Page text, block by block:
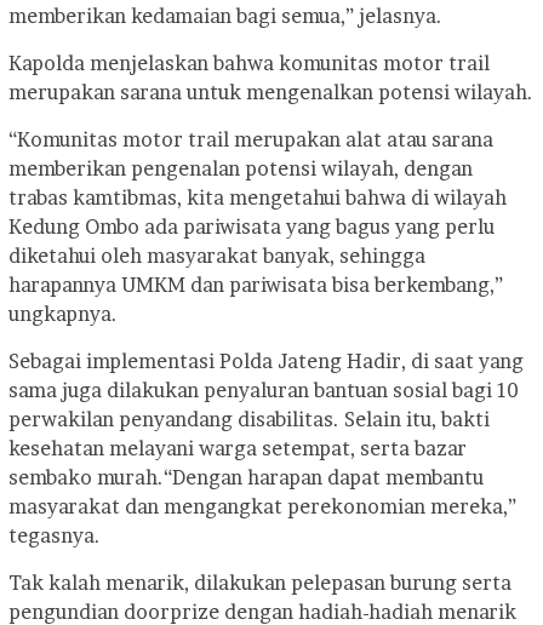
memberikan kedamaian bagi semua,” jelasnya.
Kapolda menjelaskan bahwa komunitas motor trail
merupakan sarana untuk mengenalkan potensi wilayah.
“Komunitas motor trail merupakan alat atau sarana
memberikan pengenalan potensi wilayah, dengan
trabas kamtibmas, kita mengetahui bahwa di wilayah
Kedung Ombo ada pariwisata yang bagus yang perlu
diketahui oleh masyarakat banyak, sehingga
harapannya UMKM dan pariwisata bisa berkembang,”
ungkapnya.
Sebagai implementasi Polda Jateng Hadir, di saat yang
sama juga dilakukan penyaluran bantuan sosial bagi 10
perwakilan penyandang disabilitas. Selain itu, bakti
kesehatan melayani warga setempat, serta bazar
sembako murah.“Dengan harapan dapat membantu
masyarakat dan mengangkat perekonomian mereka,”
tegasnya.
Tak kalah menarik, dilakukan pelepasan burung serta
pengundian doorprize dengan hadiah-hadiah menarik